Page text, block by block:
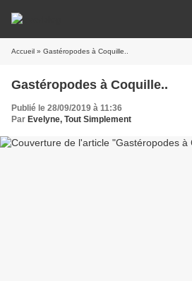
Accueil » Gastéropodes à Coquille..
Gastéropodes à Coquille..
Publié le 28/09/2019 à 11:36
Par Evelyne, Tout Simplement